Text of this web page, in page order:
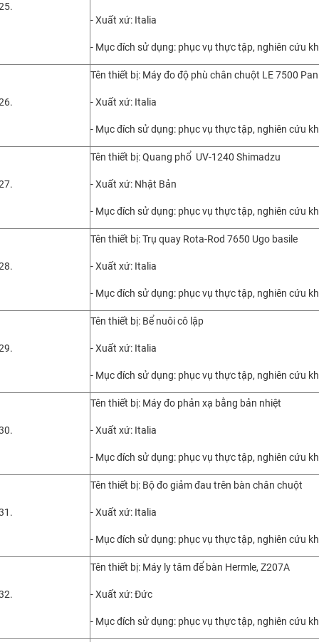
- Xuất xứ: Italia
- Mục đích sử dụng: phục vụ thực tập, nghiên cứu
Tên thiết bị: Máy đo độ phù chân chuột LE 7500
- Xuất xứ: Italia
- Mục đích sử dụng: phục vụ thực tập, nghiên cứu
Tên thiết bị: Quang phổ UV-1240 Shimadzu
- Xuất xứ: Nhật Bản
- Mục đích sử dụng: phục vụ thực tập, nghiên cứu
Tên thiết bị: Trụ quay Rota-Rod 7650 Ugo basile
- Xuất xứ: Italia
- Mục đích sử dụng: phục vụ thực tập, nghiên cứu
Tên thiết bị: Bể nuôi cô lập
- Xuất xứ: Italia
- Mục đích sử dụng: phục vụ thực tập, nghiên cứu
Tên thiết bị: Máy đo phản xạ bằng bản nhiệt
- Xuất xứ: Italia
- Mục đích sử dụng: phục vụ thực tập, nghiên cứu
Tên thiết bị: Bộ đo giảm đau trên bàn chân chuột
- Xuất xứ: Italia
- Mục đích sử dụng: phục vụ thực tập, nghiên cứu
Tên thiết bị: Máy ly tâm để bàn Hermle, Z207A
- Xuất xứ: Đức
- Mục đích sử dụng: phục vụ thực tập, nghiên cứu